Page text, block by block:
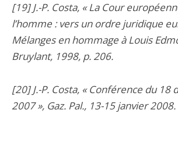
[19] J.-P. Costa, « La Cour
l’homme : vers un ordre juridique
Mélanges en hommage à Louis
Bruylant, 1998, p. 206.
[20] J.-P. Costa, « Conférence du 18
2007 », Gaz. Pal., 13-15 janvier 2008.